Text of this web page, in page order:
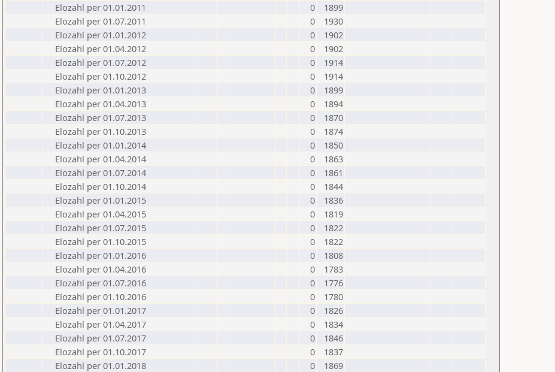
Elozahl per 01.01.2011
0
1899
Elozahl per 01.07.2011
0
1930
Elozahl per 01.01.2012
0
1902
Elozahl per 01.04.2012
0
1902
Elozahl per 01.07.2012
0
1914
Elozahl per 01.10.2012
0
1914
Elozahl per 01.01.2013
0
1899
Elozahl per 01.04.2013
0
1894
Elozahl per 01.07.2013
0
1870
Elozahl per 01.10.2013
0
1874
Elozahl per 01.01.2014
0
1850
Elozahl per 01.04.2014
0
1863
Elozahl per 01.07.2014
0
1861
Elozahl per 01.10.2014
0
1844
Elozahl per 01.01.2015
0
1836
Elozahl per 01.04.2015
0
1819
Elozahl per 01.07.2015
0
1822
Elozahl per 01.10.2015
0
1822
Elozahl per 01.01.2016
0
1808
Elozahl per 01.04.2016
0
1783
Elozahl per 01.07.2016
0
1776
Elozahl per 01.10.2016
0
1780
Elozahl per 01.01.2017
0
1826
Elozahl per 01.04.2017
0
1834
Elozahl per 01.07.2017
0
1846
Elozahl per 01.10.2017
0
1837
Elozahl per 01.01.2018
0
1869